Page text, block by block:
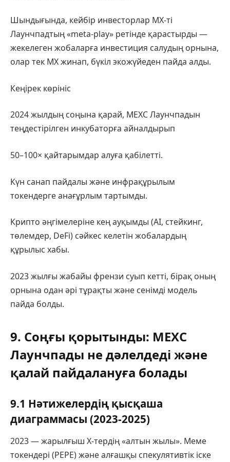
Шындығында, кейбір инвесторлар MX-ті
Лаунчпадтың «meta-play» ретінде қарастырды —
жекелеген жобаларға инвестиция салудың орнына,
олар тек MX жинап, бүкіл экожүйеден пайда алды.
Кеңірек көрініс
2024 жылдың соңына қарай, MEXC Лаунчпадын
теңдестірілген инкубаторға айналдырып
50–100× қайтарымдар алуға қабілетті.
Күн санап пайдалы және инфрақұрылым
токендерге анағұрлым тартымды.
Крипто әңгімелеріне кең ауқымды (AI, стейкинг,
төлемдер, DeFi) сәйкес келетін жобалардың
құрылыс хабы.
2023 жылғы жабайы френзи суып кетті, бірақ оның
орнына одан әрі тұрақты және сенімді модель
пайда болды.
9. Соңғы қорытынды: MEXC
Лаунчпады не дәлелдеді және
қалай пайдалануға болады
9.1 Нәтижелердің қысқаша
диаграммасы (2023-2025)
2023 — жарылғыш X-тердің «алтын жылы». Меме
токендері (PEPE) және алғашқы спекулятивтік іске